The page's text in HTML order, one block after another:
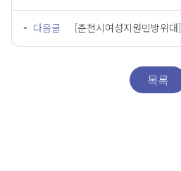
다음글 [춘천시여성지원민방위대]
목록